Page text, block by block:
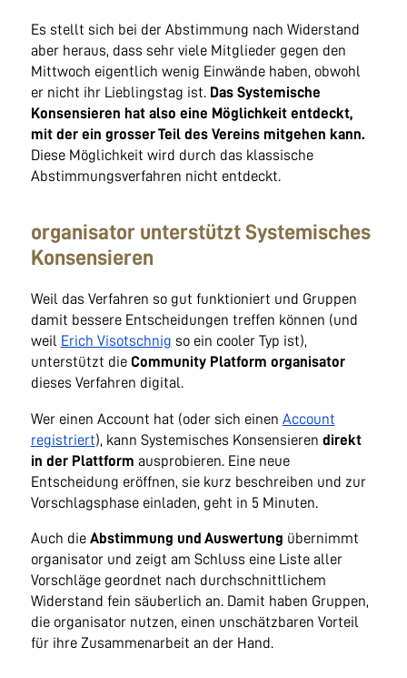
Es stellt sich bei der Abstimmung nach Widerstand
aber heraus, dass sehr viele Mitglieder gegen den
Mittwoch eigentlich wenig Einwände haben, obwohl
er nicht ihr Lieblingstag ist. Das Systemische
Konsensieren hat also eine Möglichkeit entdeckt,
mit der ein grosser Teil des Vereins mitgehen kann.
Diese Möglichkeit wird durch das klassische
Abstimmungsverfahren nicht entdeckt.
organisator unterstützt Systemisches
Konsensieren
Weil das Verfahren so gut funktioniert und Gruppen
damit bessere Entscheidungen treffen können (und
weil Erich Visotschnig so ein cooler Typ ist),
unterstützt die Community Platform organisator
dieses Verfahren digital.
Wer einen Account hat (oder sich einen Account
registriert), kann Systemisches Konsensieren direkt
in der Plattform ausprobieren. Eine neue
Entscheidung eröffnen, sie kurz beschreiben und zur
Vorschlagsphase einladen, geht in 5 Minuten.
Auch die Abstimmung und Auswertung übernimmt
organisator und zeigt am Schluss eine Liste aller
Vorschläge geordnet nach durchschnittlichem
Widerstand fein säuberlich an. Damit haben Gruppen,
die organisator nutzen, einen unschätzbaren Vorteil
für ihre Zusammenarbeit an der Hand.